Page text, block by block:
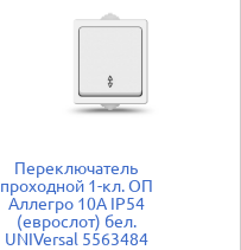
Переключатель
проходной 1-кл. ОП
Аллегро 10А IP54
(еврослот) бел.
UNIVersal 5563484